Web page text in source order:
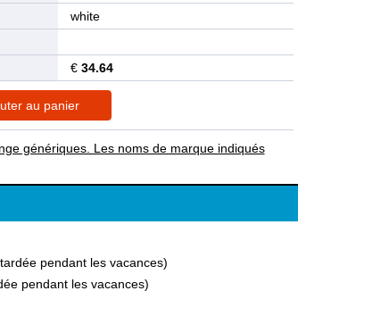
white
€34.64
au panier
génériques. Les noms de marque indiqués
pendant les vacances)
pendant les vacances)